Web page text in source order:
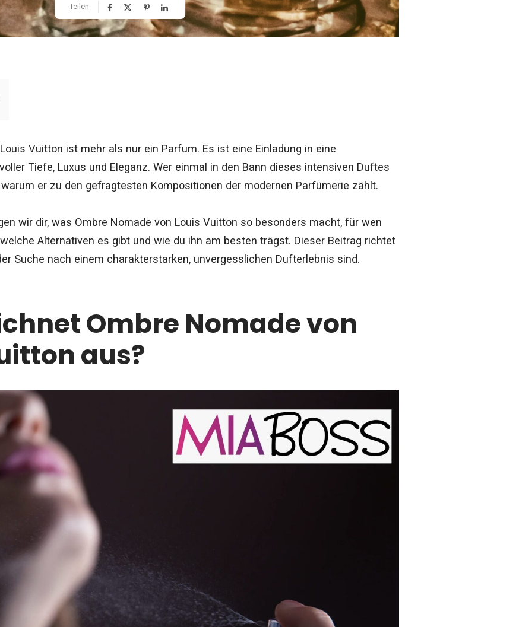
Teilen
Vuitton ist mehr als nur ein Parfum. Es ist eine Einladung in eine
Tiefe, Luxus und Eleganz. Wer einmal in den Bann dieses intensiven Duftes
er zu den gefragtesten Kompositionen der modernen Parfümerie zählt.
wir dir, was Ombre Nomade von Louis Vuitton so besonders macht, für wen
Alternativen es gibt und wie du ihn am besten trägst. Dieser Beitrag richtet
Suche nach einem charakterstarken, unvergesslichen Dufterlebnis sind.
Ombre Nomade von
aus?